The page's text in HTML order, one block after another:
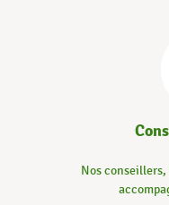
Nos